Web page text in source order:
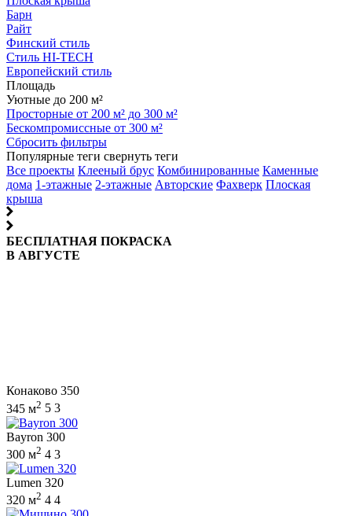
Барн
Райт
Финский стиль
Стиль HI-TECH
Европейский стиль
Площадь
Уютные до 200 м²
Просторные от 200 м² до 300 м²
Бескомпромиссные от 300 м²
Сбросить фильтры
Популярные теги свернуть теги
Все проекты Клееный брус Комбинированные Каменные
дома 1-этажные 2-этажные Авторские Фахверк Плоская
крыша
БЕСПЛАТНАЯ ПОКРАСКА
В АВГУСТЕ
Конаково 350
345 м2 5 3
Bayron 300
300 м2 4 3
Lumen 320
320 м2 4 4